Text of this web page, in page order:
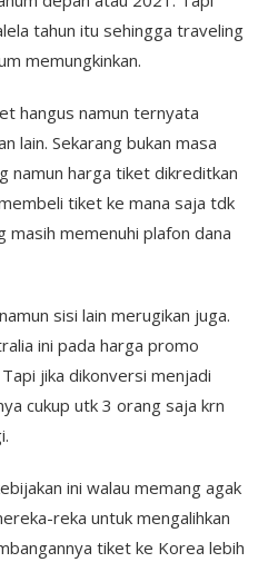
tahun itu sehingga traveling
memungkinkan.
hangus namun ternyata
lain. Sekarang bukan masa
namun harga tiket dikreditkan
tiket ke mana saja tdk
masih memenuhi plafon dana
sisi lain merugikan juga.
ini pada harga promo
jika dikonversi menjadi
cukup utk 3 orang saja krn
ini walau memang agak
reka untuk mengalihkan
tiket ke Korea lebih